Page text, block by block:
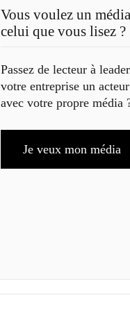
Vous voulez un
celui que vous lisez ?
Passez de lecteur à
votre entreprise un
avec votre propre média
Je veux mon média